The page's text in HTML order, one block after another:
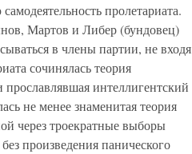
пролетариата.
Мартов и Либер (бундовец)
в члены партии, не входя
сочинялась теория
интеллигентский
не менее знаменитая теория
через троекратные выборы
произведения панического